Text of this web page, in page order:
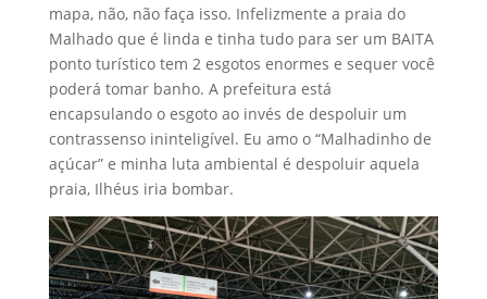
mapa, não, não faça isso. Infelizmente a praia do
Malhado que é linda e tinha tudo para ser um BAITA
ponto turístico tem 2 esgotos enormes e sequer você
poderá tomar banho. A prefeitura está
encapsulando o esgoto ao invés de despoluir um
contrassenso ininteligível. Eu amo o “Malhadinho de
açúcar” e minha luta ambiental é despoluir aquela
praia, Ilhéus iria bombar.